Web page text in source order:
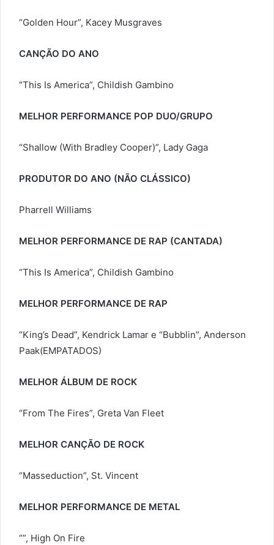
“Golden Hour”, Kacey Musgraves
CANÇÃO DO ANO
“This Is America”, Childish Gambino
MELHOR PERFORMANCE POP DUO/GRUPO
“Shallow (With Bradley Cooper)”, Lady Gaga
PRODUTOR DO ANO (NÃO CLÁSSICO)
Pharrell Williams
MELHOR PERFORMANCE DE RAP (CANTADA)
“This Is America”, Childish Gambino
MELHOR PERFORMANCE DE RAP
“King’s Dead”, Kendrick Lamar e “Bubblin”, Anderson
Paak(EMPATADOS)
MELHOR ÁLBUM DE ROCK
“From The Fires”, Greta Van Fleet
MELHOR CANÇÃO DE ROCK
“Masseduction”, St. Vincent
MELHOR PERFORMANCE DE METAL
“”, High On Fire